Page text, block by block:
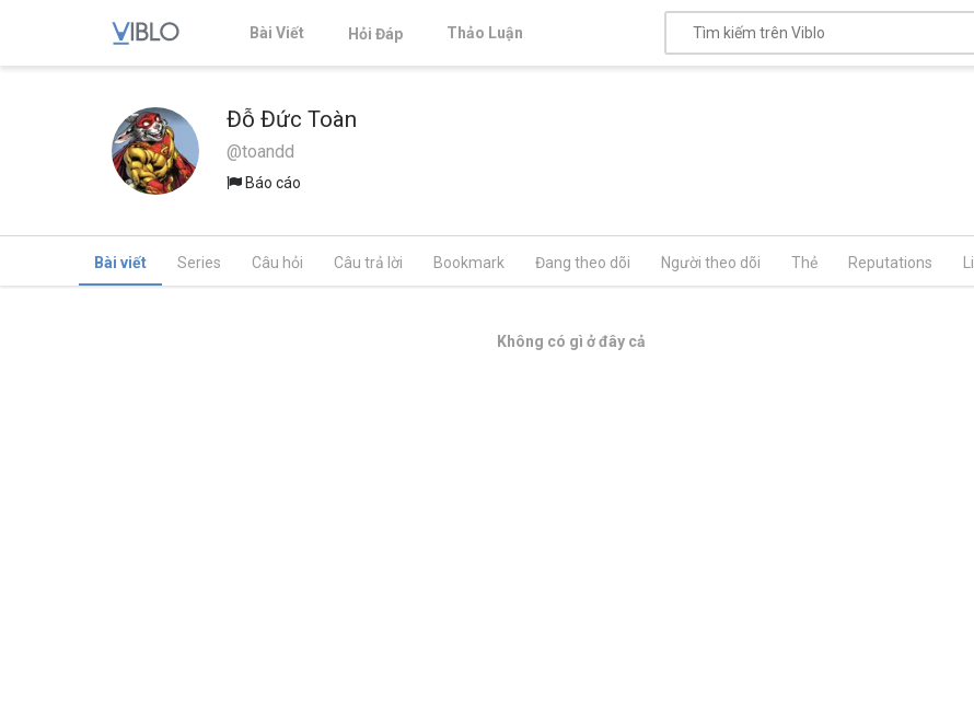
Bài Viết Hỏi Đáp Thảo Luận
Đỗ Đức Toàn
@toandd
Báo cáo
Bài viết Series Câu hỏi Câu trả lời Bookmark Đang theo dõi Người theo dõi Thẻ Reputations
Không có gì ở đây cả